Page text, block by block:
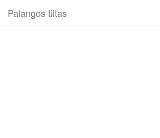
Palangos tiltas